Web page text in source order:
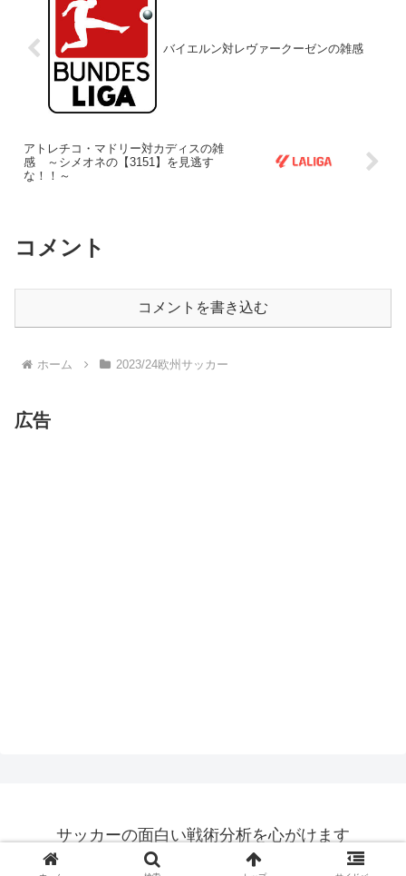
バイエルン対レヴァークーゼンの雑感
アトレチコ・マドリー対カディスの雑
感 ～シメオネの【3151】を見逃す
な！！～
コメント
コメントを書き込む
ホーム 2023/24欧州サッカー
広告
サッカーの面白い戦術分析を心がけます
© 2015 サッカーの面白い戦術分析を心がけます.